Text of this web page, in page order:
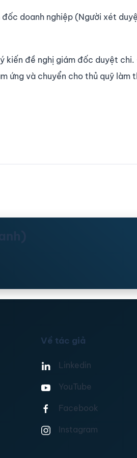
đốc doanh nghiệp (Người xét
kiến đề nghị giám đốc duyệt chi.
ứng và chuyển cho thủ quỹ làm
Về tác giả
Linkedin
YouTube
Facebook
Instagram